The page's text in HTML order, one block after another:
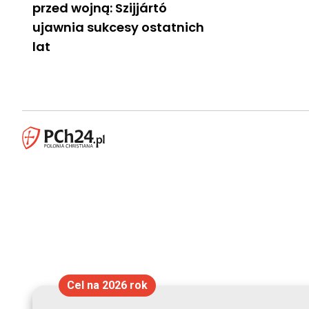
przed wojną: Szijjártó
ujawnia sukcesy ostatnich
lat
Cel na 2026 rok